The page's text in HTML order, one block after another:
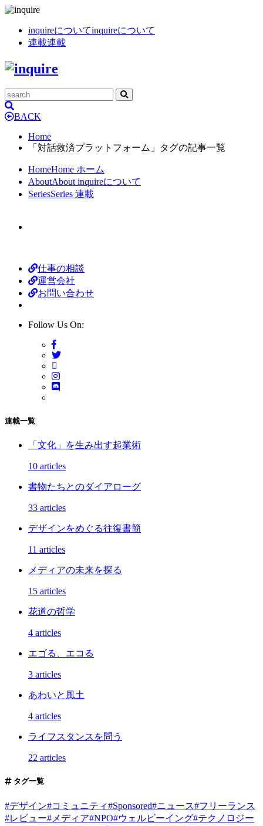
inquireについてinquireについて
連載連載
BACK
Home
「対話救済プラットフォーム」タグの記事一覧
HomeHome ホーム
AboutAbout inquireについて
SeriesSeries 連載
仕事の相談
運営会社
お問い合わせ
Follow Us On:
連載一覧
「文化」を生み出す起業術
10 articles
書物たちとのダイアローグ
33 articles
デザインをめぐる往復書簡
11 articles
メディアの未来を探る
15 articles
花道の哲学
4 articles
エゴる、エコる
3 articles
あわいと風土
4 articles
ライフスタンスを問う
22 articles
タグ一覧
#デザイン#コミュニティ#Sponsored#ニュース#フリーランス
#レビュー# メディア#NPO#ウェルビーイング#テクノロジー